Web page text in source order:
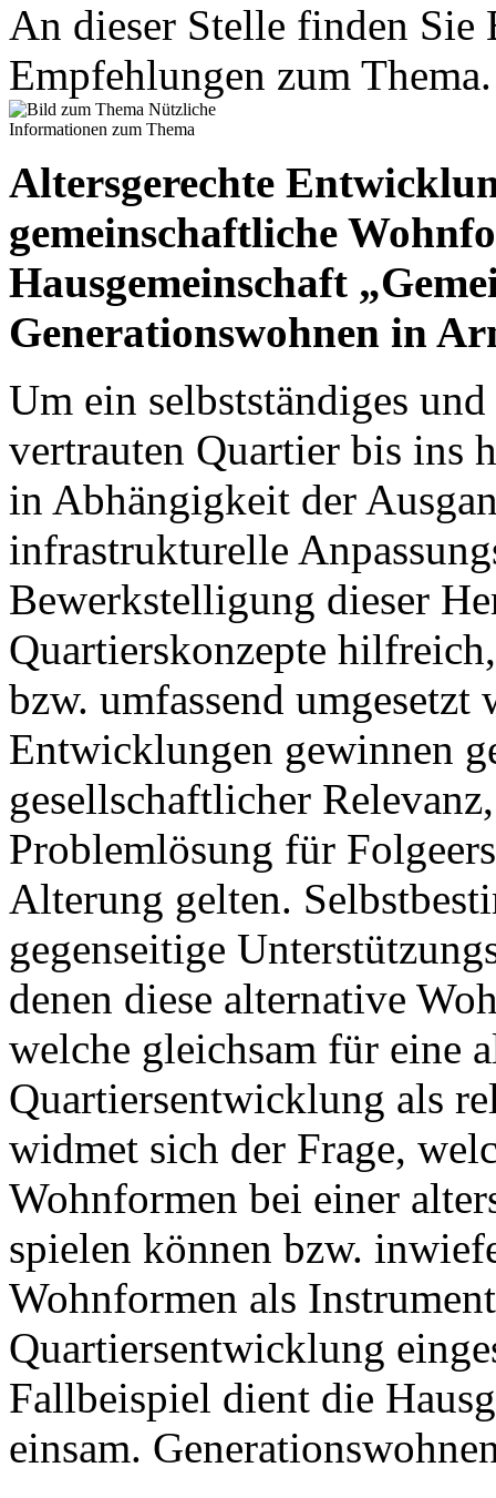
An dieser Stelle finden
Empfehlungen zum Thema.
Altersgerechte
gemeinschaftliche
Hausgemeinschaft
Generationswohnen in
Um ein selbstständiges
vertrauten Quartier bis ins
in Abhängigkeit der
infrastrukturelle
Bewerkstelligung dieser
Quartierskonzepte
bzw. umfassend
Entwicklungen gewinnen
gesellschaftlicher
Problemlösung für
Alterung gelten.
gegenseitige
denen diese alternative
welche gleichsam für eine
Quartiersentwicklung als
widmet sich der Frage,
Wohnformen bei einer
spielen können bzw.
Wohnformen als
Quartiersentwicklung
Fallbeispiel dient die
einsam.